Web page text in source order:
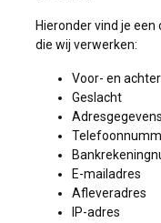
Hieronder vind je
die wij verwerken:
Voor- en
Geslacht
Adresgegevens
E-mailadres
Afleveradres
IP-adres